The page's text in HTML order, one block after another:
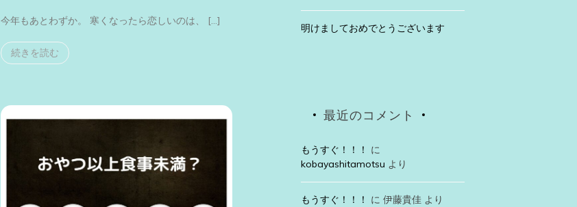
今年もあとわずか。 寒くなったら恋しいのは、 […]
続きを読む
明けましておめでとうございます
最近のコメント
もうすぐ！！！
に
kobayashitamotsu より
もうすぐ！！！ に伊藤貴佳 より